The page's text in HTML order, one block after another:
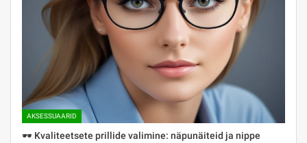
AKSESSUAARID
🕶 Kvaliteetsete prillide valimine: näpunäiteid ja nippe